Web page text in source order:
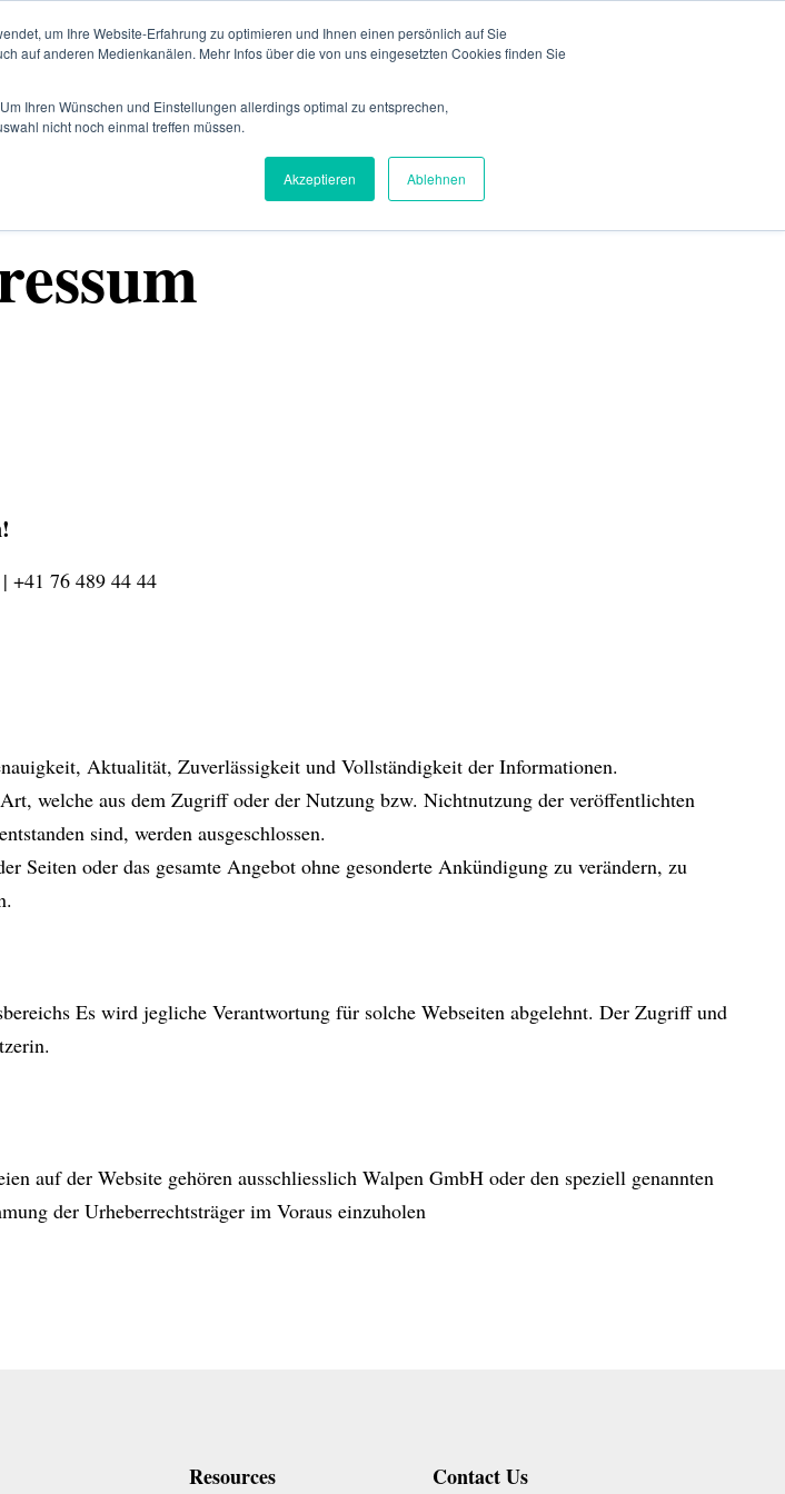
um Ihre Website-Erfahrung zu optimieren und Ihnen einen persönlich auf Sie
auf anderen Medienkanälen. Mehr Infos über die von uns eingesetzten Cookies finden Sie
Ihren Wünschen und Einstellungen allerdings optimal zu entsprechen,
nicht noch einmal treffen müssen.
Akzeptieren Ablehnen
Angebot
Toggle
children
Angebot
Über uns
Toggle
children
Referenzen
+41 76 489 44 44
Aktualität, Zuverlässigkeit und Vollständigkeit der Informationen.
welche aus dem Zugriff oder der Nutzung bzw. Nichtnutzung der veröffentlichten
sind, werden ausgeschlossen.
oder das gesamte Angebot ohne gesonderte Ankündigung zu verändern, zu
Es wird jegliche Verantwortung für solche Webseiten abgelehnt. Der Zugriff und
auf der Website gehören ausschliesslich Walpen GmbH oder den speziell genannten
der Urheberrechtsträger im Voraus einzuholen
Resources Contact Us